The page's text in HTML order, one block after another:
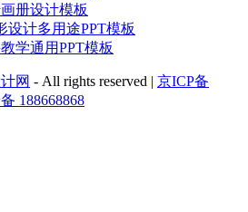
册设计模板
设计多用途PPT模板
学通用PPT模板
网 - All rights reserved | 京ICP备
188668868